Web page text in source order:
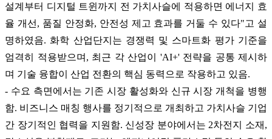
설계부터 디지털 트윈까지 전 가치사슬에 적용하면 에너지 효
율 개선, 품질 안정화, 안전성 제고 효과를 거둘 수 있다"고 설
명하였음. 화학 산업단지는 경쟁력 및 스마트화 평가 기준을
엄격히 적용받으며, 최근 각 산업이 'AI+' 전략을 공통 제시하
며 기술 융합이 산업 전환의 핵심 동력으로 작용하고 있음.
- 수요 측면에서는 기존 시장 활성화와 신규 시장 개척을 병행
함. 비즈니스 매칭 행사를 정기적으로 개최하고 가치사슬 기업
간 장기적인 협력을 지원함. 신성장 분야에서는 2차전지 소재,